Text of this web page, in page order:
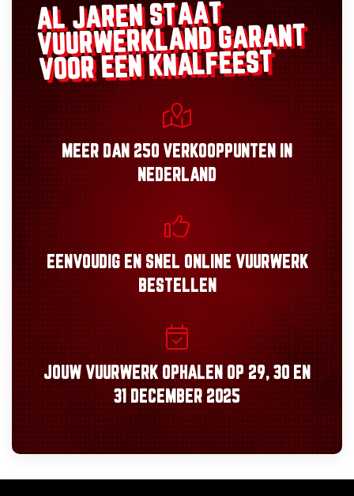
AL JAREN STAAT
VUURWERKLANDGARANT
VOOR EEN KNALFEEST
MEER DAN 250 VERKOOPPUNTEN IN
NEDERLAND
EENVOUDIGEN SNEL ONLINE VUURWERK
BESTELLEN
JOUW VUURWERK OPHALEN OP 29, 30 EN
31 DECEMBER 2025